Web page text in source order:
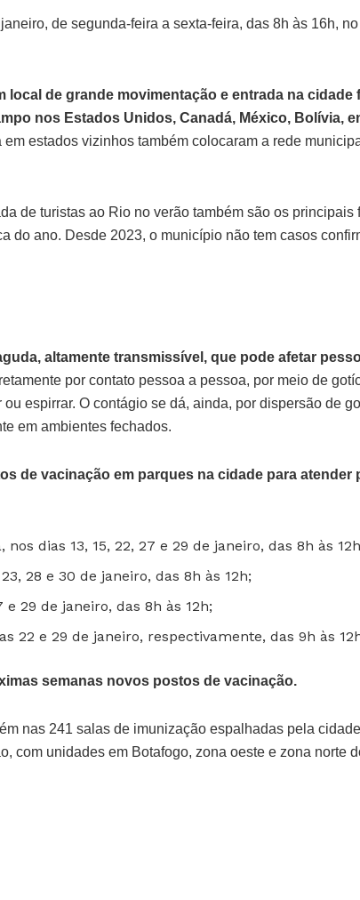
de segunda-feira a sexta-feira, das 8h às 16h,
local de grande movimentação e entrada na cidade
nos Estados Unidos, Canadá, México, Bolívia,
estados vizinhos também colocaram a rede
de turistas ao Rio no verão também são os principais
do ano. Desde 2023, o município não tem casos
altamente transmissível, que pode afetar
por contato pessoa a pessoa, por meio de
espirrar. O contágio se dá, ainda, por dispersão de
em ambientes fechados.
de vacinação em parques na cidade para atender
dias 13, 15, 22, 27 e 29 de janeiro, das 8h às
28 e 30 de janeiro, das 8h às 12h;
e 29 de janeiro, das 8h às 12h;
22 e 29 de janeiro, respectivamente, das 9h às
semanas novos postos de vacinação.
nas 241 salas de imunização espalhadas pela
com unidades em Botafogo, zona oeste e zona norte